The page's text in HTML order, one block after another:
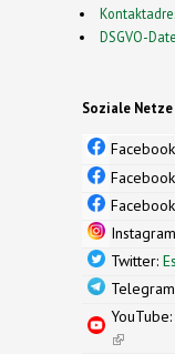
DSGVO-
Soziale
Twitter:
YouTube:
(link is